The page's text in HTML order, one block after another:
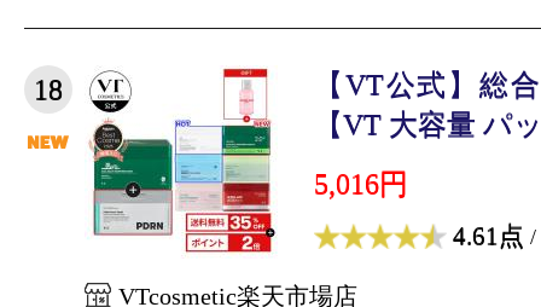
18
【VT公式】総
【VT 大容量 パ
5,016円
4.61点 /
VTcosmetic楽天市場店